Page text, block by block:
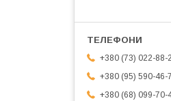
+380 (73) 022-88-
+380 (95) 590-46-
+380 (68) 099-70-